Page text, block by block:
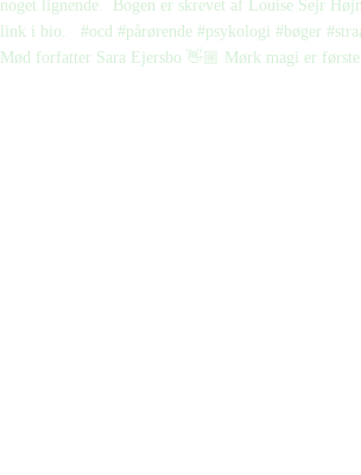
Mød forfatter Sara Ejersbo 👋🏼 Mørk magi er første